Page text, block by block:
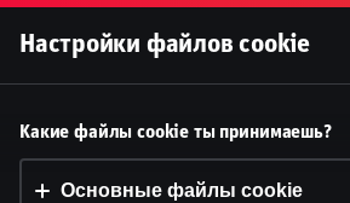
Ģenerālis vs Aldis
2025. gada sezona|
Принять файлы
На этом веб-сайте используются
файлов cookie: основные,
Настройки файлов cookie
Какие файлы cookie ты принимаешь?
Основные файлы cookie